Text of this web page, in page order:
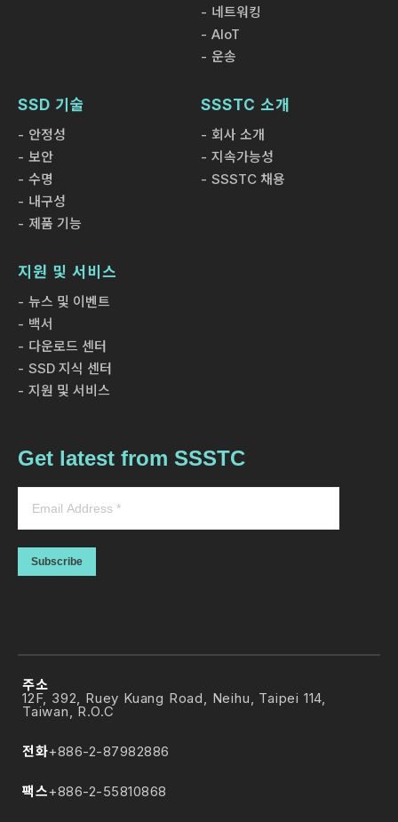
네트워킹
AIoT
운송
SSD 기술
안정성
보안
수명
내구성
제품 기능
SSSTC 소개
회사 소개
지속가능성
SSSTC 채용
지원 및 서비스
뉴스 및 이벤트
백서
다운로드 센터
SSD 지식 센터
지원 및 서비스
Get latest from SSSTC
Subscribe
주소
12F, 392, Ruey Kuang Road, Neihu, Taipei 114,
Taiwan, R.O.C
전화+886-2-87982886
팩스+886-2-55810868